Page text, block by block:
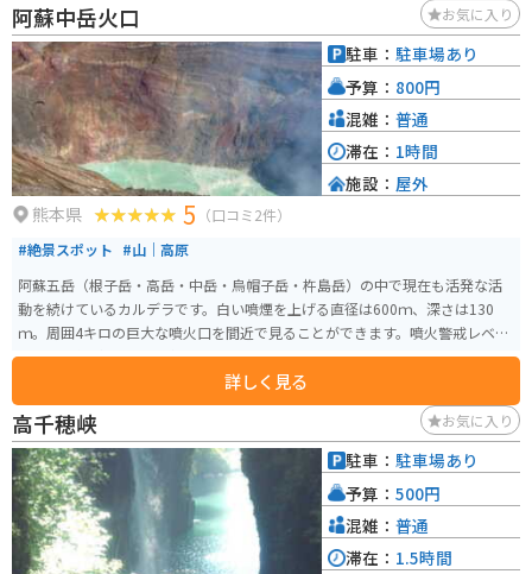
阿蘇中岳火口 お気に入り
熊本県 5 （口コミ2件）
#絶景スポット #山｜高原
阿蘇五岳（根子岳・高岳・中岳・烏帽子岳・杵島岳）の中で現在も活発な活
動を続けているカルデラです。白い噴煙を上げる直径は600ｍ、深さは130
ｍ。周囲4キロの巨大な噴火口を間近で見ることができます。噴火警戒レベル
により規制が入る場合があります。
詳しく見る
駐車： 駐車場あり
予算： 800円
混雑： 普通
滞在： 1時間
施設： 屋外
高千穂峡 お気に入り
駐車： 駐車場あり
予算： 500円
混雑： 普通
滞在： 1.5時間